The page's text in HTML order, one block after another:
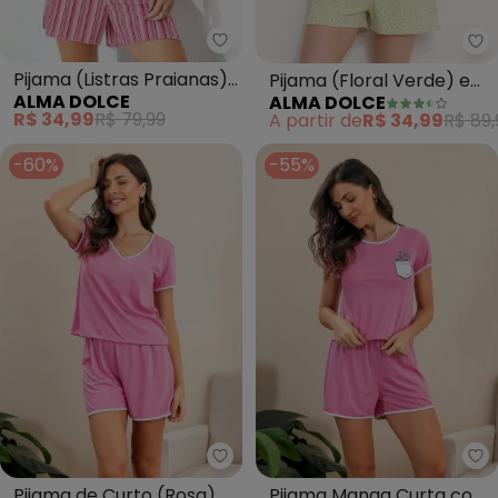
Alma Dolce - Pijama (Listras
Pijama (Listras Praianas)
Curto com Mangas
ALMA DOLCE
R$ 34,99R$ 79,99
Pijama (Floral Verde) em
Malha de Poliéster
ALMA DOLCE
A partir deR$ 34,99R$
-60%
Alma Dolce - Pijama de Curto
-55%